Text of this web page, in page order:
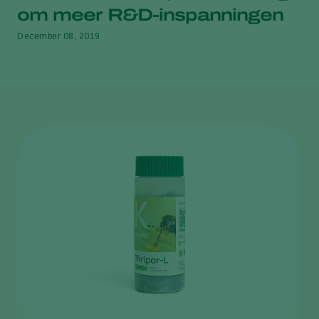
om meer R&D-inspanningen
December 08, 2019